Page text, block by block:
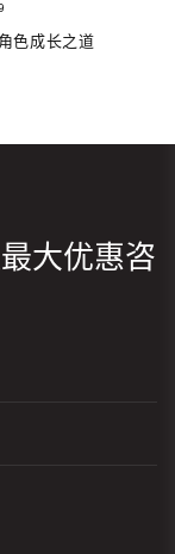
色成长之道
大优惠咨